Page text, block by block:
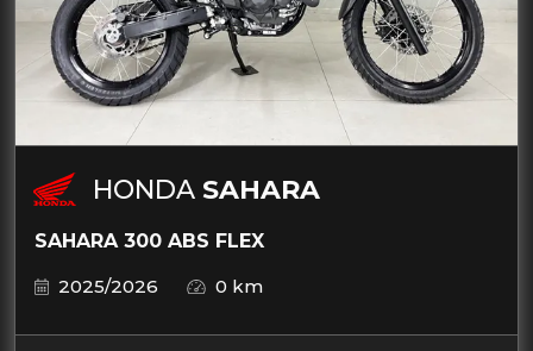
HONDA SAHARA
SAHARA 300 ABS FLEX
2025/2026
0 km